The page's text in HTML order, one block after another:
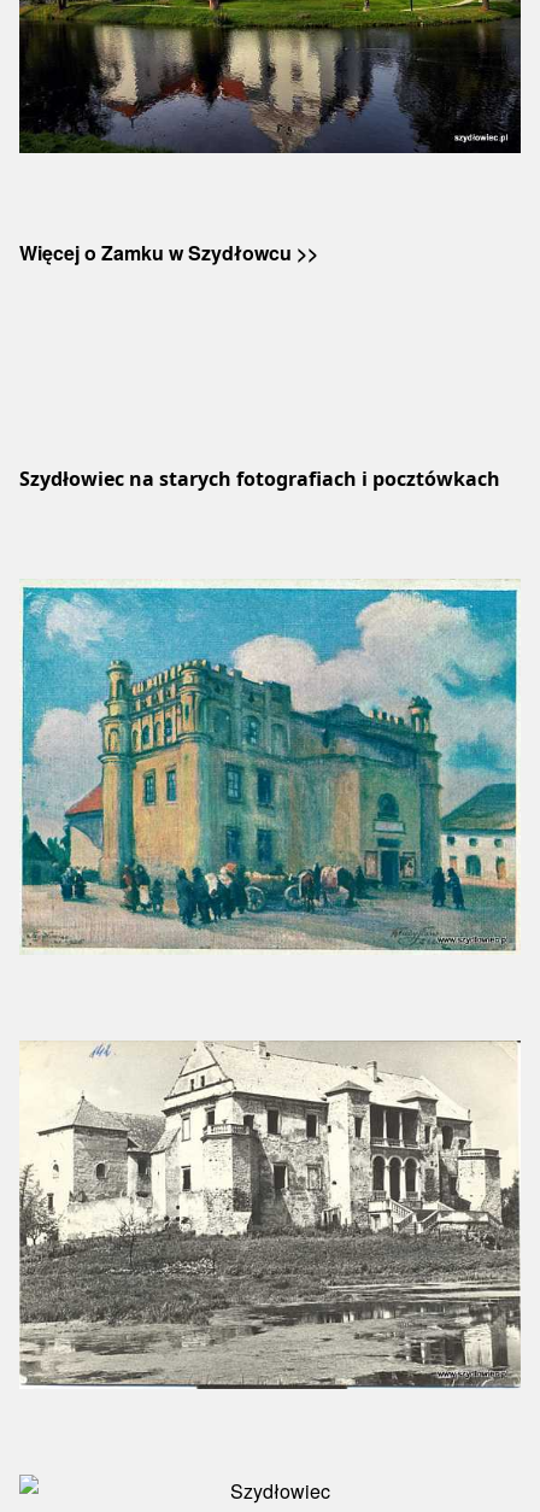
Więcej o Zamku w Szydłowcu >>
Szydłowiec na starych fotografiach i pocztówkach